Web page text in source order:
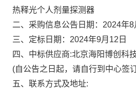
热释光个人剂量探测器
二、采购信息公告日期：2024年8
三、定标日期：2024年9月12日
四、中标供应商:北京海阳博创科
(自公告之日起，请自行到中心签
五、联系方式及地址: